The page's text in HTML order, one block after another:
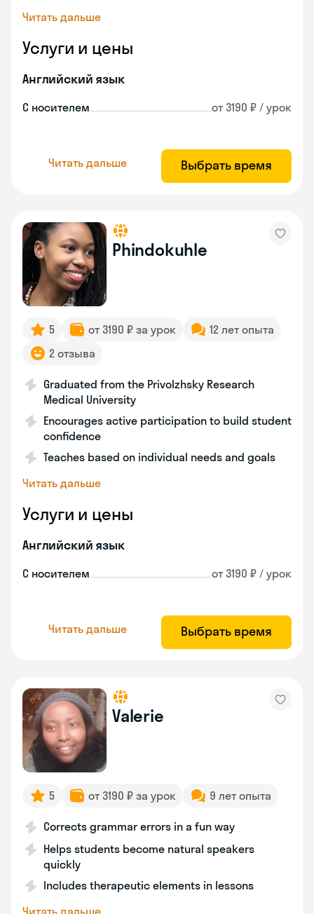
Читать дальше
Услуги и цены
Английский язык
С носителем от 3190 ₽ / урок
Читать дальше Выбрать время
Phindokuhle
5 от 3190 ₽ за урок
12 лет опыта
2 отзыва
Graduated from the Privolzhsky Research
Medical University
Encourages active participation to build student
confidence
Teaches based on individual needs and goals
Читать дальше
Услуги и цены
Английский язык
С носителем от 3190 ₽ / урок
Читать дальше Выбрать время
Valerie
5 от 3190 ₽ за урок 9 лет опыта
Corrects grammar errors in a fun way
Helps students become natural speakers
quickly
Includes therapeutic elements in lessons
Читать дальше